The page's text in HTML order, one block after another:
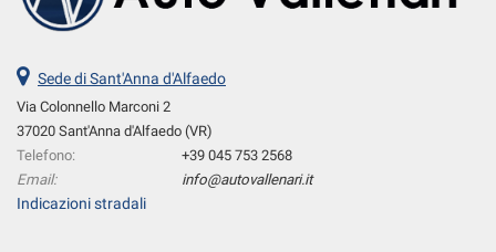
Sede di Sant'Anna d'Alfaedo
Via Colonnello Marconi 2
37020 Sant'Anna d'Alfaedo (VR)
Telefono:
+39 045 753 2568
Email:
info@autovallenari.it
Indicazioni stradali